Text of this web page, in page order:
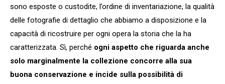
sono esposte o custodite, l’ordine di inventariazione, la qualità
delle fotografie di dettaglio che abbiamo a disposizione e la
capacità di ricostruire per ogni opera la storia che la ha
caratterizzata. Sì, perché ogni aspetto che riguarda anche
solo marginalmente la collezione concorre alla sua
buona conservazione e incide sulla possibilità di